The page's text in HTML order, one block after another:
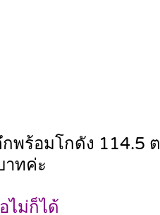
อมโกดัง 114.5
าทค่ะ
ไม่ก็ได้